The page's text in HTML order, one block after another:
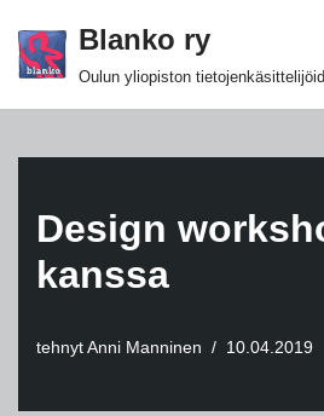
Siirry
Blanko ry
Oulun yliopiston
Design
kanssa
tehnyt Anni Manninen 10.04.2019